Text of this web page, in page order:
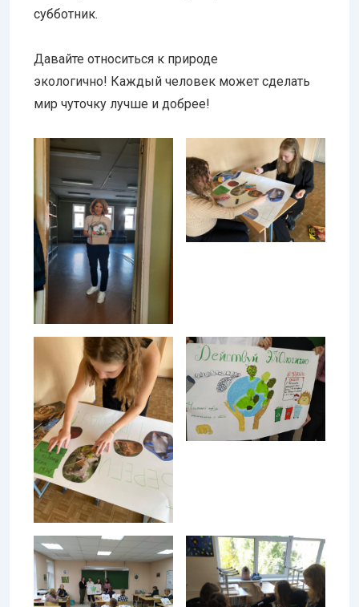
субботник.
Давайте относиться к природе
экологично! Каждый человек может сделать
мир чуточку лучше и добрее!